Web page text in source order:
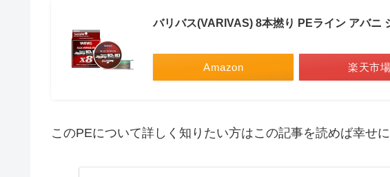
バリバス(VARIVAS) 8本撚り PEライン アバニ
Amazon 楽天市場
このPEについて詳しく知りたい方はこの記事を読めば幸せ